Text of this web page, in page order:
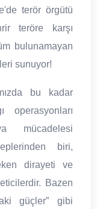
terör örgütü
teröre karşı
bulunamayan
sunuyor!
bu kadar
operasyonları
mücadelesi
biri,
dirayeti ve
Bazen
güçler” gibi